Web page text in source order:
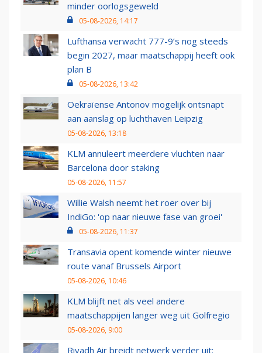
minder oorlogsgeweld
05-08-2026, 14:17
Lufthansa verwacht 777-9’s nog steeds
begin 2027, maar maatschappij heeft ook
plan B
05-08-2026, 13:42
Oekraïense Antonov mogelijk ontsnapt
aan aanslag op luchthaven Leipzig
05-08-2026, 13:18
KLM annuleert meerdere vluchten naar
Barcelona door staking
05-08-2026, 11:57
Willie Walsh neemt het roer over bij
IndiGo: 'op naar nieuwe fase van groei'
05-08-2026, 11:37
Transavia opent komende winter nieuwe
route vanaf Brussels Airport
05-08-2026, 10:46
KLM blijft net als veel andere
maatschappijen langer weg uit Golfregio
05-08-2026, 9:00
Riyadh Air breidt netwerk verder uit: